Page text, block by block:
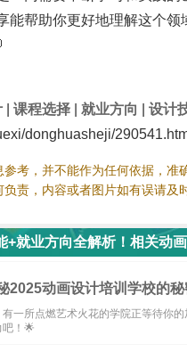
能帮助你更好地理解这个
课程选择 就业方向 设计
donghuasheji/
考，并不能作为任何依据，准
责，内容或者图片如有误请及
+就业方向全解析！相关动
动画设计培训学校的秘
一所点燃艺术火花的学院正等待你
！🌟